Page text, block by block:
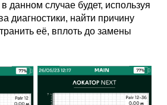
данном случае будет, используя
диагностики, найти причину
её, вплоть до замены